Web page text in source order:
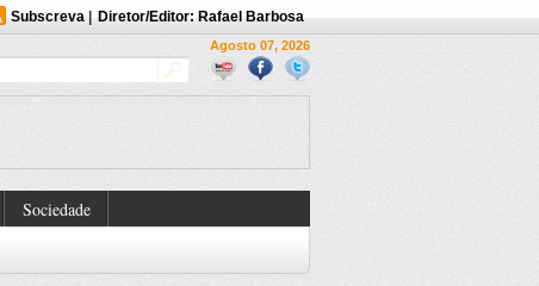
Subscreva| Diretor/Editor: Rafael Barbosa
Agosto 07, 2026
Sociedade